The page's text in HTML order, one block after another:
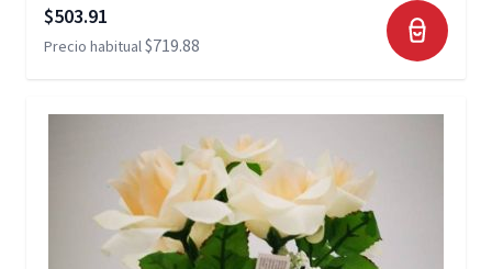
Precio especial
$503.91
Precio habitual$719.88